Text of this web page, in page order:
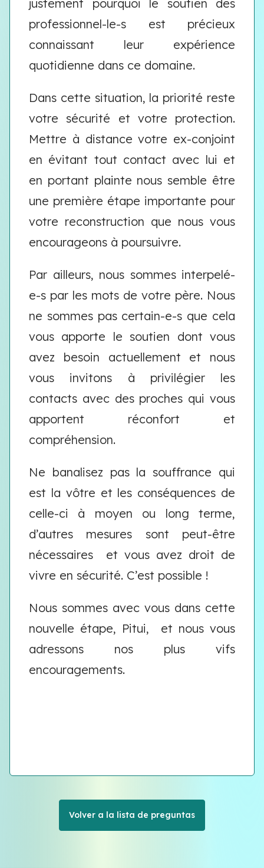
justement pourquoi le soutien des
professionnel-le-s est précieux
connaissant leur expérience
quotidienne dans ce domaine.
Dans cette situation, la priorité reste
votre sécurité et votre protection.
Mettre à distance votre ex-conjoint
en évitant tout contact avec lui et
en portant plainte nous semble être
une première étape importante pour
votre reconstruction que nous vous
encourageons à poursuivre.
Par ailleurs, nous sommes interpelé-
e-s par les mots de votre père. Nous
ne sommes pas certain-e-s que cela
vous apporte le soutien dont vous
avez besoin actuellement et nous
vous invitons à privilégier les
contacts avec des proches qui vous
apportent réconfort et
compréhension.
Ne banalisez pas la souffrance qui
est la vôtre et les conséquences de
celle-ci à moyen ou long terme,
d’autres mesures sont peut-être
nécessaires et vous avez droit de
vivre en sécurité. C’est possible !
Nous sommes avec vous dans cette
nouvelle étape, Pitui, et nous vous
adressons nos plus vifs
encouragements.
Volver a la lista de preguntas